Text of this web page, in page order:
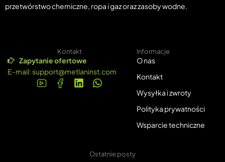
przetwórstwo chemiczne, ropa i gaz oraz zasoby wodne.
Kontakt
Zapytanie ofertowe
E-mail:support@metlaninst.com
Informacje
O nas
Kontakt
Wysyłka i zwroty
Polityka prywatności
Wsparcie techniczne
Ostatnie posty